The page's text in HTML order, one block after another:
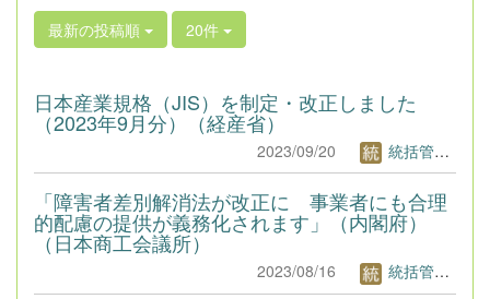
最新の投稿順 20件
日本産業規格（JIS）を制定・改正しました
（2023年9月分）（経産省）
2023/09/20 統括管理者1
「障害者差別解消法が改正に 事業者にも合理
的配慮の提供が義務化されます」（内閣府）
（日本商工会議所）
2023/08/16 統括管理者1